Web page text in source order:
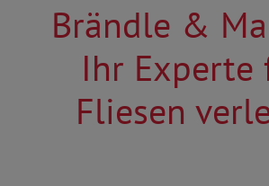
Brändle &
Ihr Experte
Fliesen